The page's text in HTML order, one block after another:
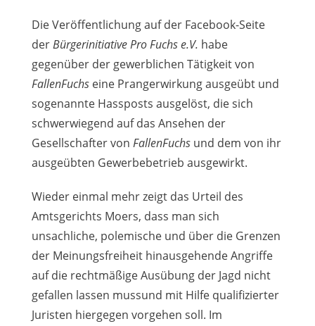
Die Veröffentlichung auf der Facebook-Seite
derBürgerinitiative Pro Fuchs e.V. habe
gegenüber der gewerblichen Tätigkeit von
FallenFuchs eine Prangerwirkung ausgeübt und
sogenannte Hassposts ausgelöst, die sich
schwerwiegend auf das Ansehen der
Gesellschafter von FallenFuchs und dem von ihr
ausgeübten Gewerbebetrieb ausgewirkt.
Wieder einmal mehr zeigt das Urteil des
Amtsgerichts Moers, dass man sich
unsachliche, polemische und über die Grenzen
der Meinungsfreiheit hinausgehende Angriffe
auf die rechtmäßige Ausübung der Jagd nicht
gefallen lassen mussund mit Hilfe qualifizierter
Juristen hiergegen vorgehen soll. Im